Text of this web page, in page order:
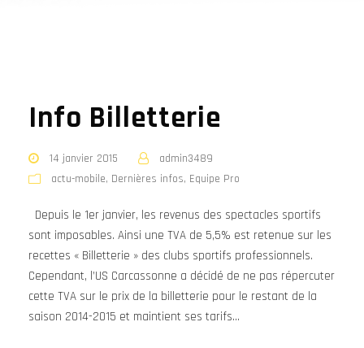
Info Billetterie
14 janvier 2015
admin3489
actu-mobile, Dernières infos, Equipe Pro
Depuis le 1er janvier, les revenus des spectacles sportifs
sont imposables. Ainsi une TVA de 5,5% est retenue sur les
recettes « Billetterie » des clubs sportifs professionnels.
Cependant, l’US Carcassonne a décidé de ne pas répercuter
cette TVA sur le prix de la billetterie pour le restant de la
saison 2014-2015 et maintient ses tarifs...